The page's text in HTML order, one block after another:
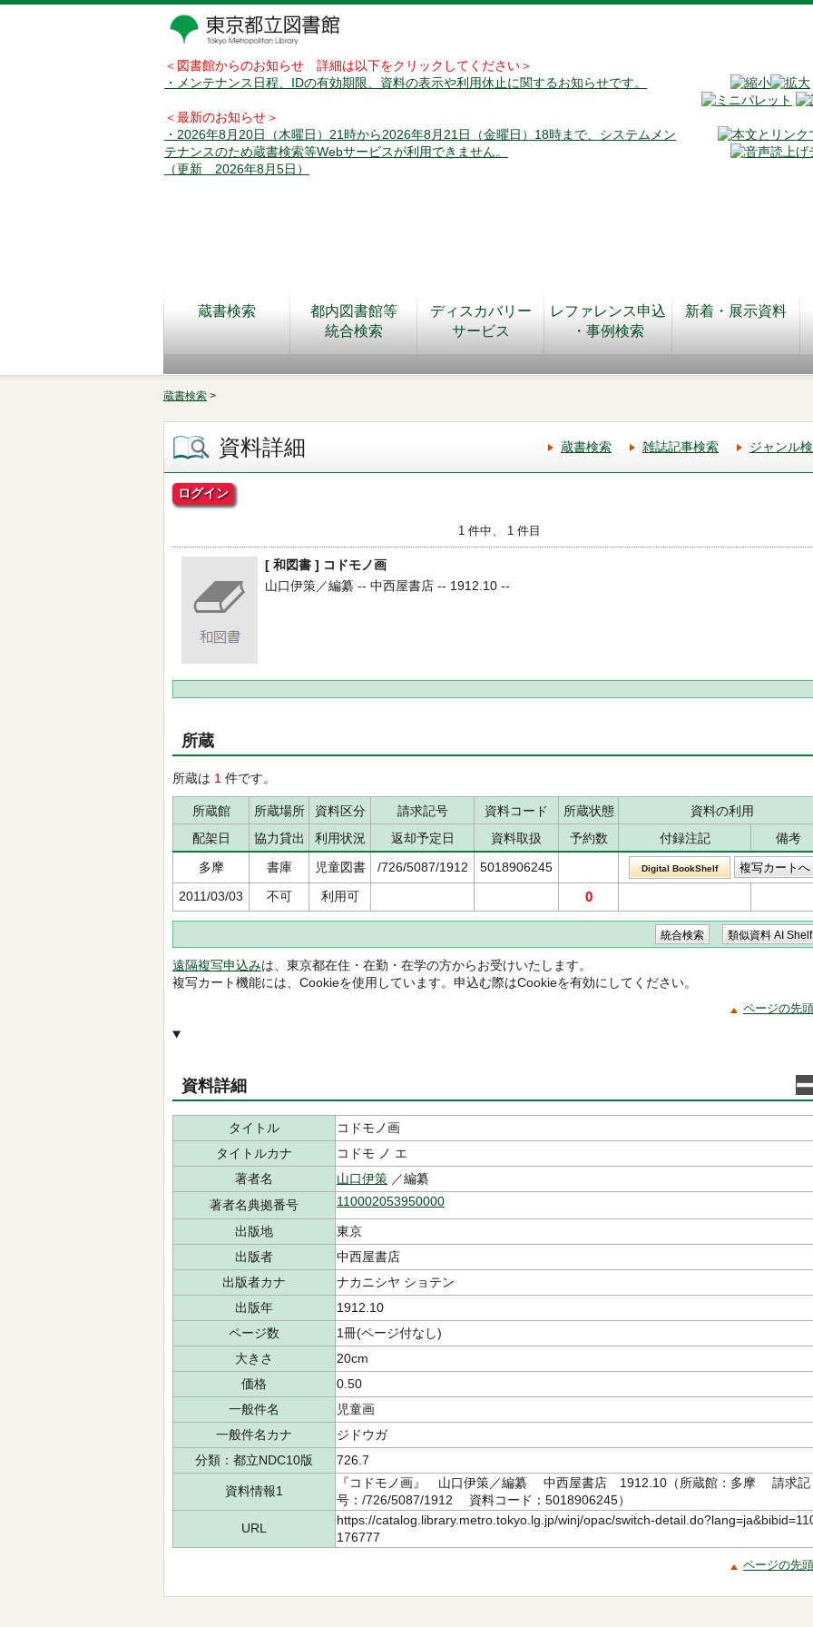
＜図書館からのお知らせ 詳細は以下をクリックしてください＞
・メンテナンス日程、IDの有効期限、資料の表示や利用休止に関するお知らせです。
＜最新のお知らせ＞
・2026年8月20日（木曜日）21時から2026年8月21日（金曜日）18時まで、システムメン
テナンスのため蔵書検索等Webサービスが利用できません。
（更新 2026年8月5日）
蔵書検索
都内図書館等
統合検索
ディスカバリー
サービス
レファレンス申込
・事例検索
新着・展示資料
蔵書検索 >
資料詳細 蔵書検索 雑誌記事検索 ジャンル
ログイン
1 件中、 1 件目
[ 和図書 ] コドモノ画
山口伊策／編纂 -- 中西屋書店 -- 1912.10 --
所蔵
所蔵は 1 件です。
所蔵館 所蔵場所 資料区分 請求記号 資料コード 所蔵状態
資料の利用
配架日
協力貸出 利用状況 返却予定日 資料取扱 予約数 付録注記
備考
多摩
書庫 児童図書 /726/5087/1912 5018906245 Digital BookShelf
2011/03/03 不可 利用可 0
遠隔複写申込みは、東京都在住・在勤・在学の方からお受けいたします。
複写カート機能には、Cookieを使用しています。申込む際はCookieを有効にしてください。
ページの先
資料詳細
タイトル
コドモノ画
タイトルカナ
コドモ ノ エ
著者名
山口伊策 ／編纂
著者名典拠番号
110002053950000
出版地
東京
出版者
中西屋書店
出版者カナ
ナカニシヤ ショテン
出版年
1912.10
ページ数
1冊(ページ付なし)
大きさ
20cm
価格
0.50
一般件名
児童画
一般件名カナ
ジドウガ
分類：都立NDC10版
726.7
資料情報1
『コドモノ画』 山口伊策／編纂 中西屋書店 1912.10（所蔵館：多摩 請求記
号：/726/5087/1912 資料コード：5018906245）
URL
https://catalog.library.metro.tokyo.lg.jp/winj/opac/switch-
176777
ページの先